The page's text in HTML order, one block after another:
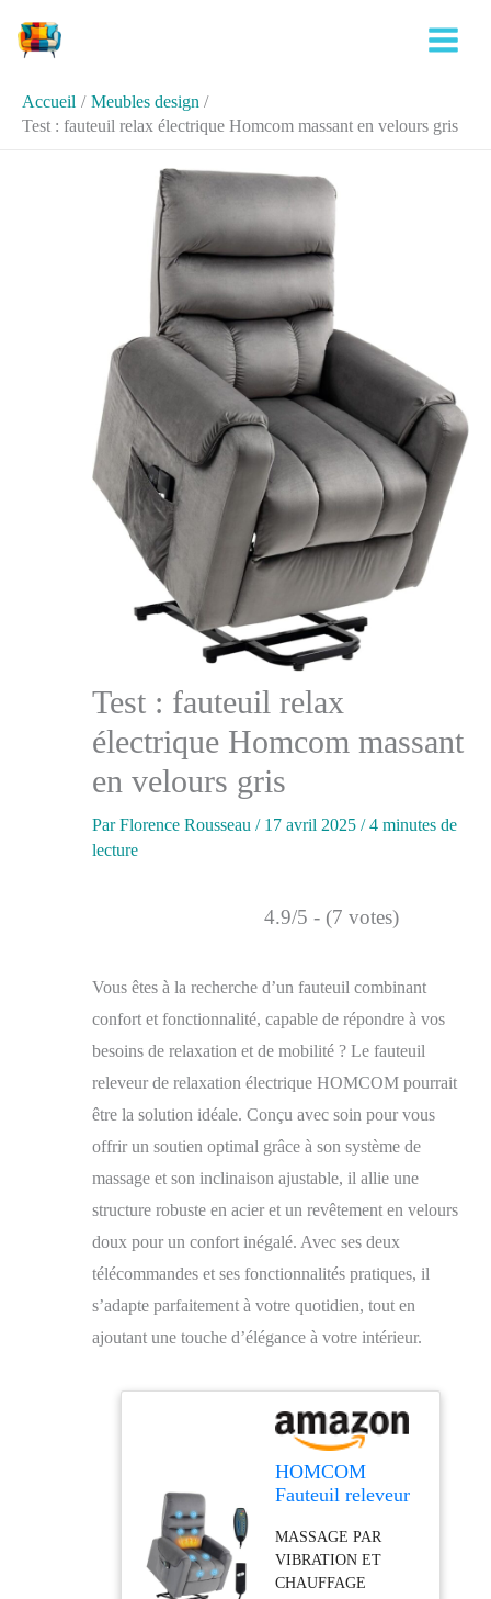
Accueil
Meubles design
Test : fauteuil relax électrique Homcom massant en velours gris
Test : fauteuil relax
électrique Homcom massant
en velours gris
ParFlorence Rousseau / 17 avril 2025 /4 minutes de
lecture
4.9/5 - (7 votes)
Vous êtes à la recherche d’un fauteuil combinant
confort et fonctionnalité, capable de répondre à vos
besoins de relaxation et de mobilité ? Le fauteuil
releveur de relaxation électrique HOMCOM pourrait
être la solution idéale. Conçu avec soin pour vous
offrir un soutien optimal grâce à son système de
massage et son inclinaison ajustable, il allie une
structure robuste en acier et un revêtement en velours
doux pour un confort inégalé. Avec ses deux
télécommandes et ses fonctionnalités pratiques, il
s’adapte parfaitement à votre quotidien, tout en
ajoutant une touche d’élégance à votre intérieur.
HOMCOM
Fauteuil releveur
Massage
Vibration Chaleur
Gris foncé
MASSAGE PAR
VIBRATION ET
CHAUFFAGE